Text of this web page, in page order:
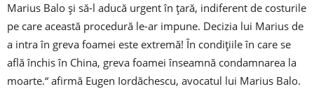
Marius Balo și să-l aducă urgent în țară, indiferent de costurile
pe care această procedură le-ar impune. Decizia lui Marius de
a intra în greva foamei este extremă! În condițiile în care se
află închis în China, greva foamei înseamnă condamnarea la
moarte.“ afirmă Eugen Iordăchescu, avocatul lui Marius Balo.